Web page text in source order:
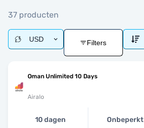
37 producten
USD Filters
Oman Unlimited 10 Days
Airalo
10 dagen Onbeperkt